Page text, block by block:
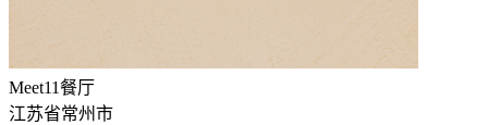
Meet11餐厅
江苏省常州市